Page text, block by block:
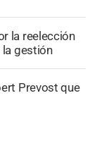
la reelección
gestión
Prevost que